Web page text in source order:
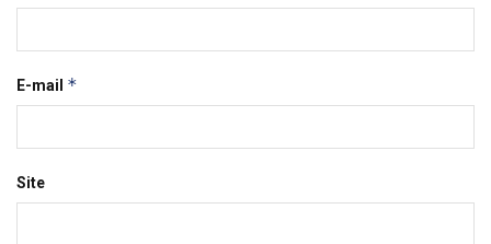
E-mail *
Site